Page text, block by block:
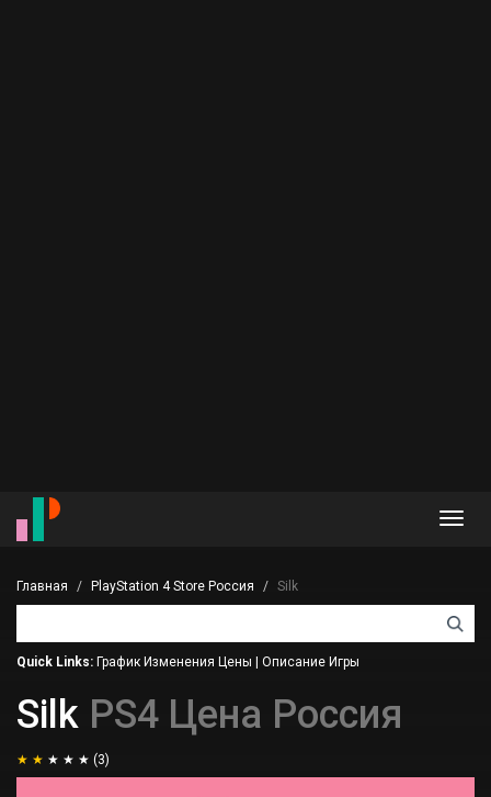
Главная PlayStation 4 Store Россия Silk
Quick Links: График Изменения Цены Описание Игры
Silk PS4 Цена Россия
(3)